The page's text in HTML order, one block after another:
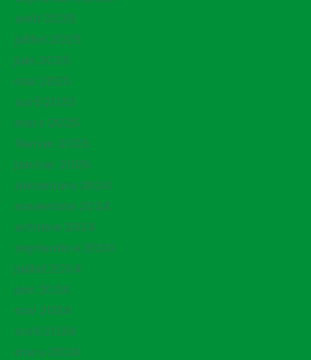
août 2025
juillet 2025
juin 2025
mai 2025
avril 2025
mars 2025
février 2025
janvier 2025
décembre 2024
novembre 2024
octobre 2024
septembre 2024
juillet 2024
juin 2024
mai 2024
avril 2024
mars 2024